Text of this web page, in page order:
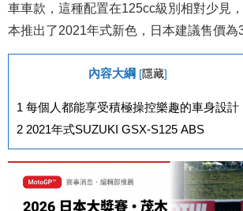
車車款，這種配置在125cc級別相對少見
本推出了2021年式新色，日本建議售價為
內容大綱 [隱藏]
1 每個人都能享受積極操控樂趣的車身設計
2 2021年式SUZUKI GSX-S125 ABS